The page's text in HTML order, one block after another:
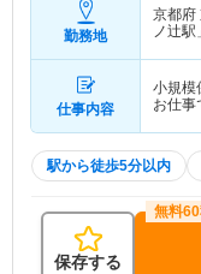
勤務地
京都府
ノ辻
仕事内容
小規模
お仕
駅から徒歩5分以内
保存する